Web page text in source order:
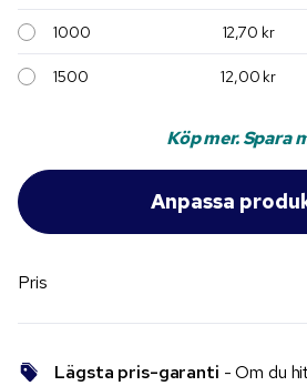
1000 12,70 kr
1500 12,00 kr
Köp mer. Spara
Pris
Lägsta pris-garanti - Om du